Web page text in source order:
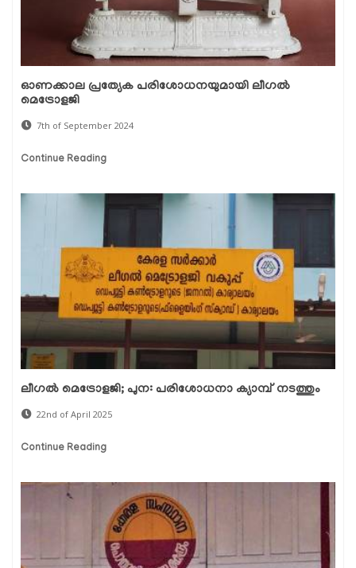
ഓണക്കാല പ്രത്യേക പരിശോധനയുമായി ലീഗൽ
മെട്രോളജി
7th of September 2024
Continue Reading
ലീഗല്‍ മെട്രോളജി; പുന: പരിശോധനാ ക്യാമ്പ് നടത്തും
22nd of April 2025
Continue Reading